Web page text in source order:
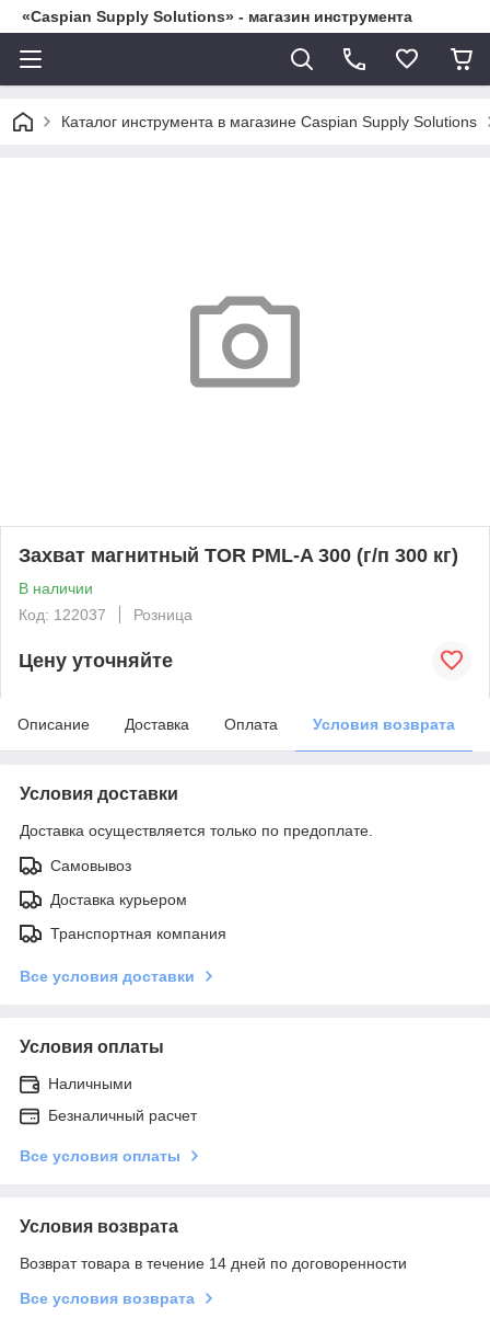
«Caspian Supply Solutions» - магазин инструмента
Каталог инструмента в магазине Caspian Supply Solutions
Захват магнитный TOR PML-A 300 (г/п 300 кг)
В наличии
Код: 122037
Розница
Цену уточняйте
Описание Доставка Оплата Условия возврата
Условия доставки
Доставка осуществляется только по предоплате.
Самовывоз
Доставка курьером
Транспортная компания
Все условия доставки
Условия оплаты
Наличными
Безналичный расчет
Все условия оплаты
Условия возврата
Возврат товара в течение 14 дней по договоренности
Все условия возврата